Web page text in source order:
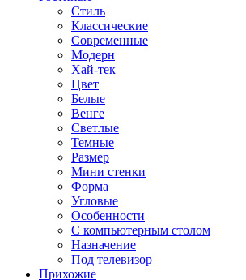
Стиль
Классические
Современные
Модерн
Хай-тек
Цвет
Белые
Венге
Светлые
Темные
Размер
Мини стенки
Форма
Угловые
Особенности
С компьютерным столом
Назначение
Под телевизор
Прихожие